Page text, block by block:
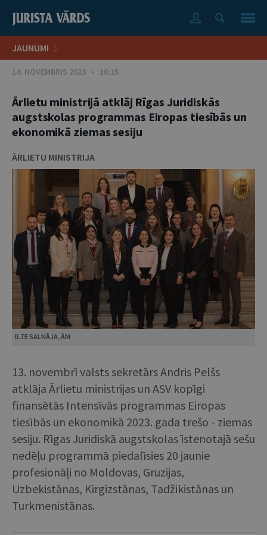
JAUNUMI
14. NOVEMBRIS 2023 • 10:15
Ārlietu ministrijā atklāj Rīgas Juridiskās
augstskolas programmas Eiropas tiesībās un
ekonomikā ziemas sesiju
ĀRLIETU MINISTRIJA
ILZE SALNĀJA, ĀM
13. novembrī valsts sekretārs Andris Pelšs
atklāja Ārlietu ministrijas un ASV kopīgi
finansētās Intensīvās programmas Eiropas
tiesībās un ekonomikā 2023. gada trešo - ziemas
sesiju. Rīgas Juridiskā augstskolas īstenotajā sešu
nedēļu programmā piedalīsies 20 jaunie
profesionāļi no Moldovas, Gruzijas,
Uzbekistānas, Kirgizstānas, Tadžikistānas un
Turkmenistānas.